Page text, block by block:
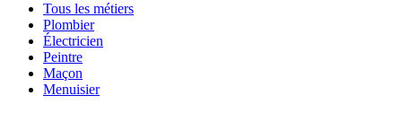
Tous les métiers
Plombier
Électricien
Peintre
Maçon
Menuisier